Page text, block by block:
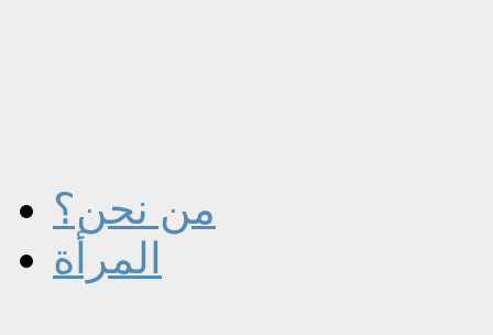
من نحن؟
المرأة